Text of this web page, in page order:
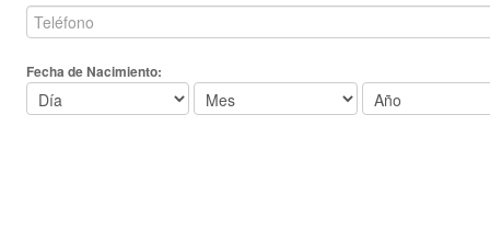
Fecha de Nacimiento: